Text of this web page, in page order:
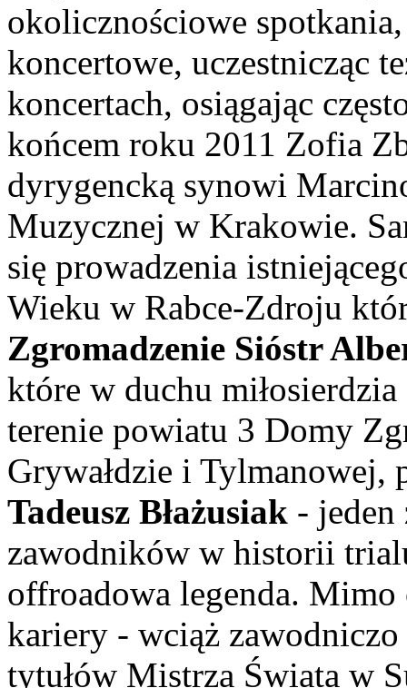
okolicznościowe
koncertowe, uczestnicząc
koncertach, osiągając
końcem roku 2011 Zofia
dyrygencką synowi
Muzycznej w Krakowie.
się prowadzenia
Wieku w Rabce-Zdroju
Zgromadzenie Sióstr
które w duchu
terenie powiatu 3 Domy
Grywałdzie i Tylmanowej,
Tadeusz Błażusiak - jeden
zawodników w historii
offroadowa legenda. Mimo
kariery - wciąż
tytułów Mistrza Świata w